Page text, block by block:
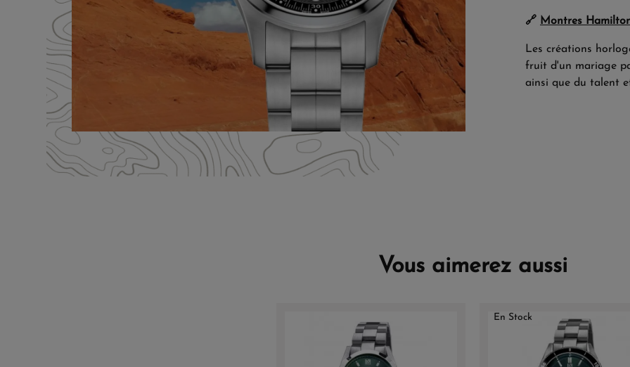
🔗 Montres
Les créations
fruit d'un mariage
ainsi que du talent
Vous aimerez aussi
En Stock